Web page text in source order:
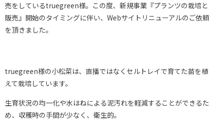
売をしているtruegreen様。この度、新規事業『プランツの栽培と
販売』開始のタイミングに伴い、Webサイトリニューアルのご依頼
を頂きました。
truegreen様の小松菜は、直播ではなくセルトレイで育てた苗を植
えて栽培しています。
生育状況の均一化や水はねによる泥汚れを軽減することができるた
め、収穫時の手間が少なく、衛生的。